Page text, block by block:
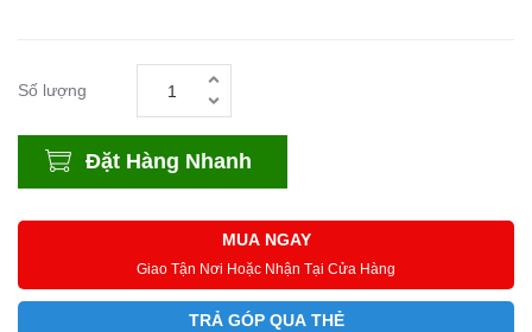
Số lượng
Đặt Hàng Nhanh
MUA NGAY
Giao Tận Nơi Hoặc Nhận Tại Cửa Hàng
TRẢ GÓP QUA THẺ